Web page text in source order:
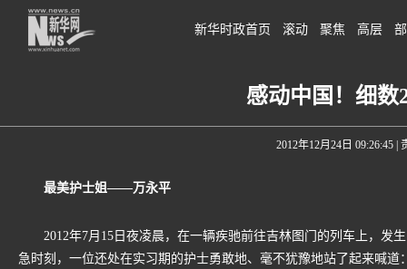
新华时政首页 滚动 聚焦 高层
感动中国！细数
2012年12月24日 09:26:45|
最美护士姐——万永平
2012年7月15日夜凌晨，在一辆疾驰前往吉林图门的列车上，发
急时刻，一位还处在实习期的护士勇敢地、毫不犹豫地站了起来喊